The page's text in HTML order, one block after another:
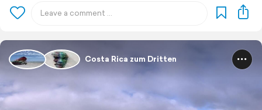
Costa Rica zum Dritten